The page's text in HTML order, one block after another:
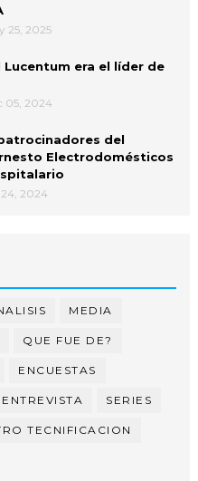
25, 2025
Lucentum era el líder de
05, 2024
del
Electrodomésticos
2024
MEDIA
QUE FUE DE?
ENCUESTAS
ENTREVISTA SERIES
TECNIFICACION